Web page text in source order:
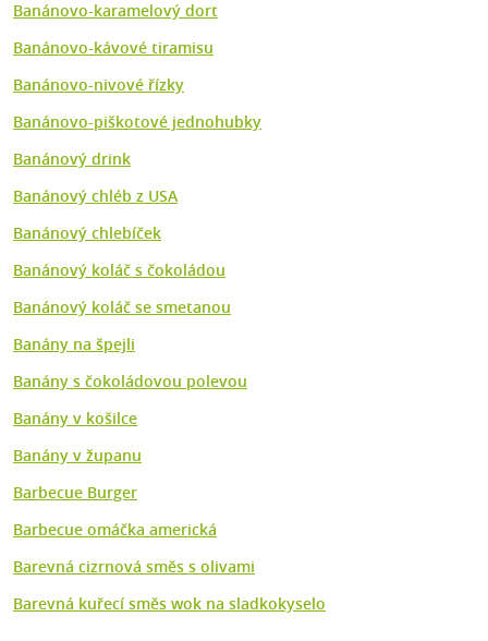
Banánovo-karamelový dort
Banánovo-kávové tiramisu
Banánovo-nivové řízky
Banánovo-piškotové jednohubky
Banánový drink
Banánový chléb z USA
Banánový chlebíček
Banánový koláč s čokoládou
Banánový koláč se smetanou
Banány na špejli
Banány s čokoládovou polevou
Banány v košilce
Banány v županu
Barbecue Burger
Barbecue omáčka americká
Barevná cizrnová směs s olivami
Barevná kuřecí směs wok na sladkokyselo